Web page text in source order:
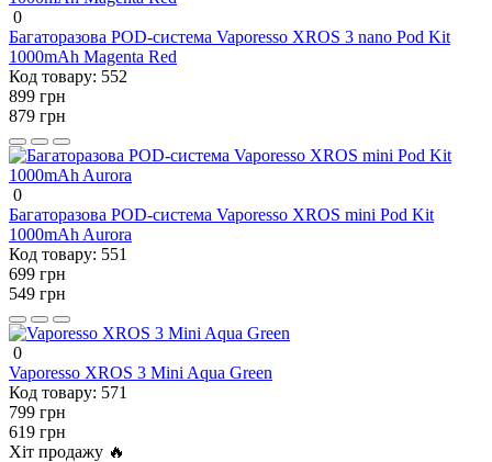
0
Багаторазова POD-система Vaporesso XROS 3 nano Pod Kit
1000mAh Magenta Red
Код товару: 552
899 грн
879 грн
0
Багаторазова POD-система Vaporesso XROS mini Pod Kit
1000mAh Aurora
Код товару: 551
699 грн
549 грн
0
Vaporesso XROS 3 Mini Aqua Green
Код товару: 571
799 грн
619 грн
Хіт продажу 🔥